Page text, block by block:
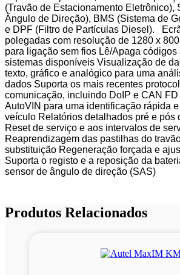
(Travão de Estacionamento Eletrônico),
Ângulo de Direção), BMS (Sistema de
e DPF (Filtro de Partículas Diesel).
polegadas com resolução de 1280 x
para ligação sem fios Lê/Apaga códigos
sistemas disponíveis Visualização de
texto, gráfico e analógico para uma
dados Suporta os mais recentes
comunicação, incluindo DoIP e CAN FD
AutoVIN para uma identificação rápida
veículo Relatórios detalhados pré e pós
Reset de serviço e aos intervalos de
Reaprendizagem das pastilhas do
substituição Regeneração forçada e
Suporta o registo e a reposição da
sensor de ângulo de direção (SAS)
Produtos Relacionados